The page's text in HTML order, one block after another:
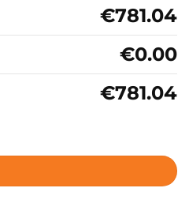
€781.04
€0.00
€781.04
Colavene Camaleo